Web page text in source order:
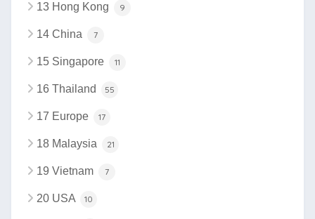
13 Hong Kong 9
14 China 7
15 Singapore 11
16 Thailand 55
17 Europe 17
18 Malaysia 21
19 Vietnam 7
20 USA 10